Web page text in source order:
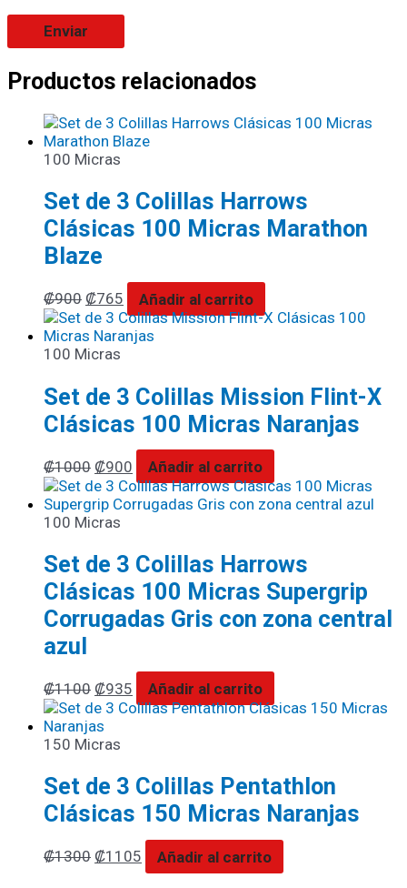
Productos relacionados
100 Micras
Set de 3 Colillas Harrows
Clásicas 100 Micras Marathon
Blaze
₡900 ₡765 Añadir al carrito
100 Micras
Set de 3 Colillas Mission Flint-X
Clásicas 100 Micras Naranjas
₡1000 ₡900 Añadir al carrito
100 Micras
Set de 3 Colillas Harrows
Clásicas 100 Micras Supergrip
Corrugadas Gris con zona central
azul
₡1100 ₡935 Añadir al carrito
150 Micras
Set de 3 Colillas Pentathlon
Clásicas 150 Micras Naranjas
₡1300 ₡1105 Añadir al carrito